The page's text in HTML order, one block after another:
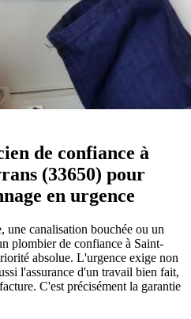
de confiance à
(33650) pour
en urgence
une canalisation bouchée ou un
plombier de confiance à Saint-
absolue. L'urgence exige non
l'assurance d'un travail bien fait,
C'est précisément la garantie